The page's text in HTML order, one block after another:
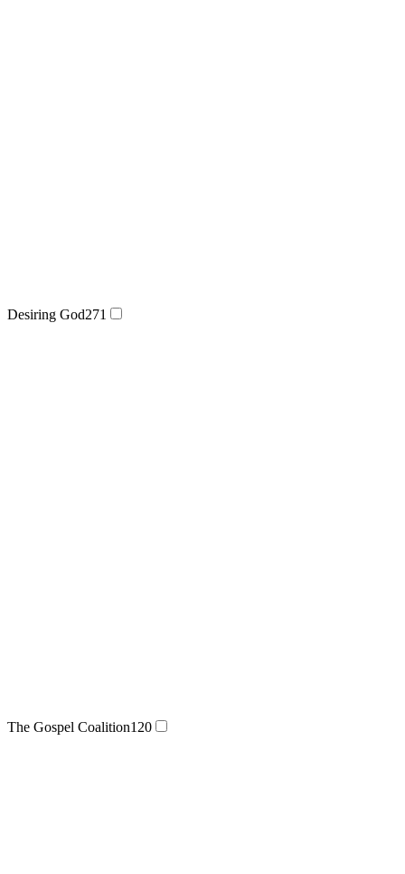
Desiring God271
The Gospel Coalition120